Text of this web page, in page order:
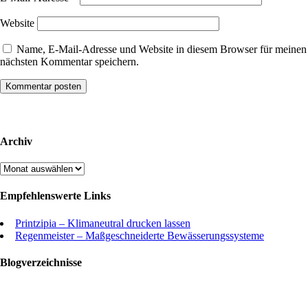
Website
Name, E-Mail-Adresse und Website in diesem Browser für meinen
nächsten Kommentar speichern.
Archiv
Archiv
Empfehlenswerte Links
Printzipia – Klimaneutral drucken lassen
Regenmeister – Maßgeschneiderte Bewässerungssysteme
Blogverzeichnisse